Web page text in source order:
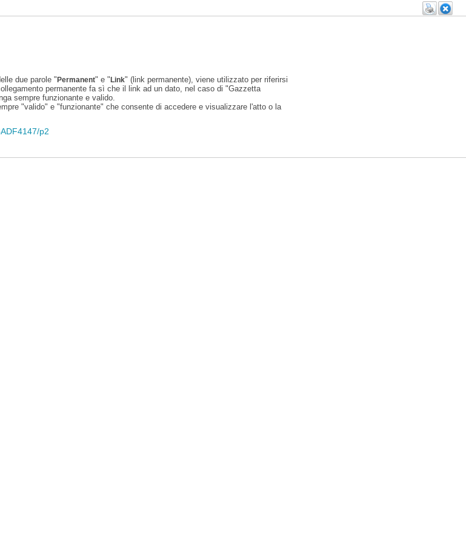
due parole "Permanent" e "Link" (link permanente), viene utilizzato per riferirsi
permanente fa sì che il link ad un dato, nel caso di "Gazzetta
sempre funzionante e valido.
"valido" e "funzionante" che consente di accedere e visualizzare l'atto o la
p2